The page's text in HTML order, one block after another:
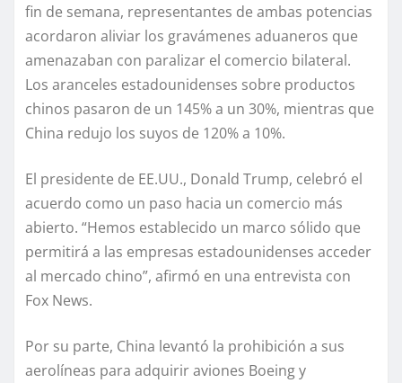
fin de semana, representantes de ambas potencias
acordaron aliviar los gravámenes aduaneros que
amenazaban con paralizar el comercio bilateral.
Los aranceles estadounidenses sobre productos
chinos pasaron de un 145% a un 30%, mientras que
China redujo los suyos de 120% a 10%.
El presidente de EE.UU., Donald Trump, celebró el
acuerdo como un paso hacia un comercio más
abierto. “Hemos establecido un marco sólido que
permitirá a las empresas estadounidenses acceder
al mercado chino”, afirmó en una entrevista con
Fox News.
Por su parte, China levantó la prohibición a sus
aerolíneas para adquirir aviones Boeing y